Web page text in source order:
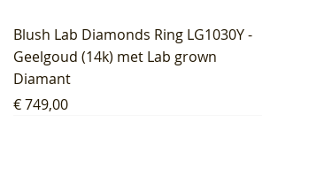
Blush Lab Diamonds Ring LG1030Y -
Geelgoud (14k) met Lab grown
Diamant
Prijs
€ 749,00